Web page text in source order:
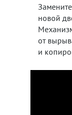
новой
от
и